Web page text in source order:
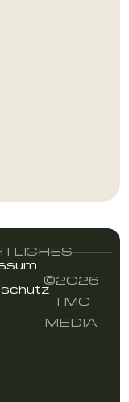
©2026
TMC
MEDIA